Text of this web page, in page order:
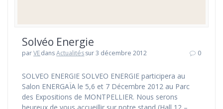
Solvéo Energie
parVEdansActualitéssur 3 décembre 2012 0
SOLVEO ENERGIE SOLVEO ENERGIE participera au
Salon ENERGAÏA le 5,6 et 7 Décembre 2012 au Parc
des Expositions de MONTPELLIER. Nous serons